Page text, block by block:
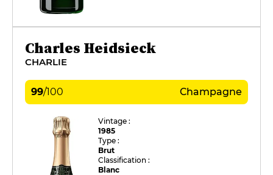
Charles Heidsieck
CHARLIE
99/100 Champagne
Vintage :
1985
Type :
Brut
Classification :
Blanc